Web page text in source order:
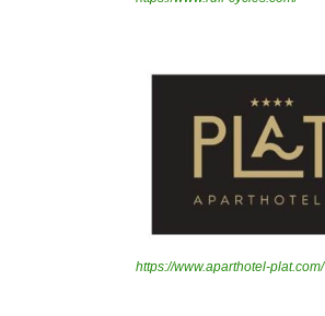
https://www.aparthotel-plat.com/